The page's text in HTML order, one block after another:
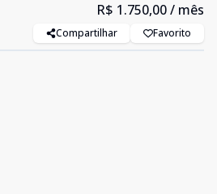
R$ 1.750,00/ mês
Compartilhar Favorito